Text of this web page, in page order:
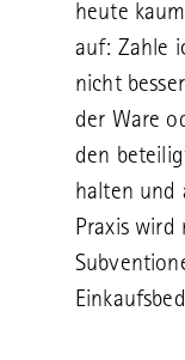
heute
auf: Zahle
nicht
der Ware
den
halten und
Praxis wird